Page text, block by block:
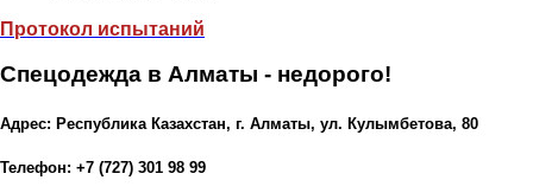
Протокол испытаний
Спецодежда в Алматы - недорого!
Адрес: Республика Казахстан, г. Алматы, ул. Кулымбетова, 80
Телефон: +7 (727) 301 98 99